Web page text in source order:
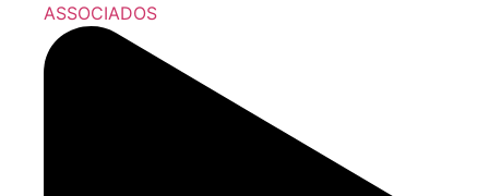
ASSOCIADOS